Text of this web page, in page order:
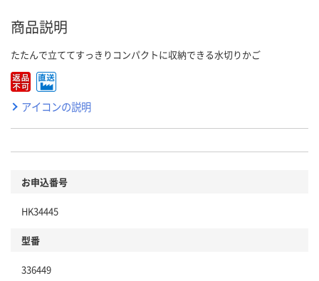
商品説明
たたんで立ててすっきりコンパクトに収納できる水切りかご
アイコンの説明
お申込番号
HK34445
型番
336449